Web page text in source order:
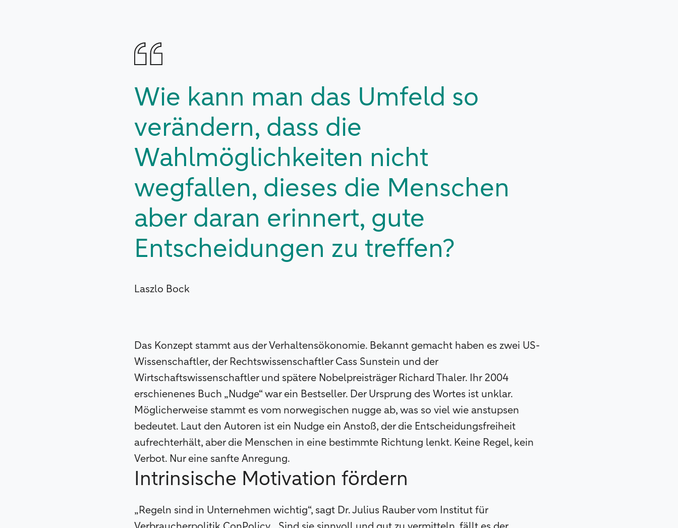
Wie kann man das Umfeld so
verändern, dass die
Wahlmöglichkeiten nicht
wegfallen, dieses die Menschen
aber daran erinnert, gute
Entscheidungen zu treffen?
Laszlo Bock
Das Konzept stammt aus der Verhaltensökonomie. Bekannt gemacht haben es zwei US-
Wissenschaftler, der Rechtswissenschaftler Cass Sunstein und der
Wirtschaftswissenschaftler und spätere Nobelpreisträger Richard Thaler. Ihr 2004
erschienenes Buch „Nudge“ war ein Bestseller. Der Ursprung des Wortes ist unklar.
Möglicherweise stammt es vom norwegischen nugge ab, was so viel wie anstupsen
bedeutet. Laut den Autoren ist ein Nudge ein Anstoß, der die Entscheidungsfreiheit
aufrechterhält, aber die Menschen in eine bestimmte Richtung lenkt. Keine Regel, kein
Verbot. Nur eine sanfte Anregung.
Intrinsische Motivation fördern
„Regeln sind in Unternehmen wichtig“, sagt Dr. Julius Rauber vom Institut für